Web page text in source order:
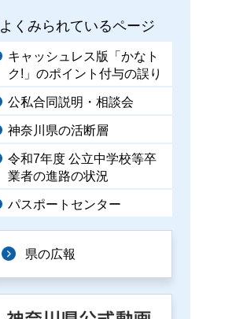
よくみられているページ
キャッシュレス版「かなト
ク!」のポイント付与の誤り
公私合同説明・相談会
神奈川県の活断層
令和7年度 公立中学校等卒
業者の進路の状況
パスポートセンター
県の広報